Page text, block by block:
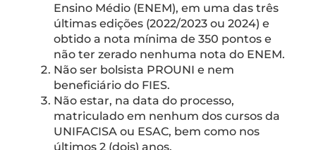
Ensino Médio (ENEM), em uma das três
últimas edições (2022/2023 ou 2024) e
obtido a nota mínima de 350 pontos e
não ter zerado nenhuma nota do ENEM.
Não ser bolsista PROUNI e nem
beneficiário do FIES.
Não estar, na data do processo,
matriculado em nenhum dos cursos da
UNIFACISA ou ESAC, bem como nos
últimos 2 (dois) anos.